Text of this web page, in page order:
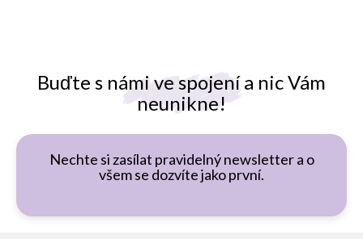
Buďte s námi ve spojení a nic Vám
neunikne!
Nechte si zasílat pravidelný newsletter a o
všem se dozvíte jako první.